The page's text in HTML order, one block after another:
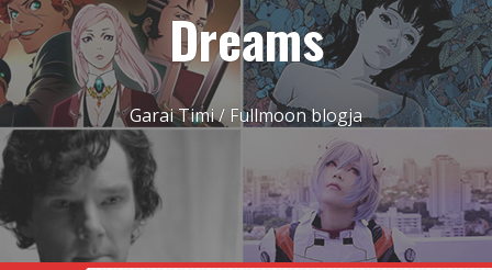
Dreams
Garai Timi / Fullmoon blogja